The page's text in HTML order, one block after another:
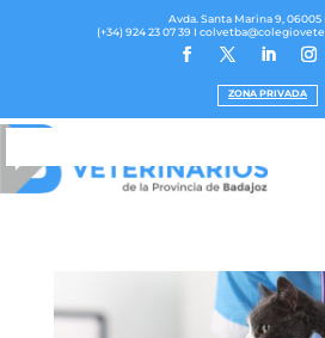
Avda. Santa Marina 9, 06005
(+34) 924 23 07 39 I
ZONA PRIVADA